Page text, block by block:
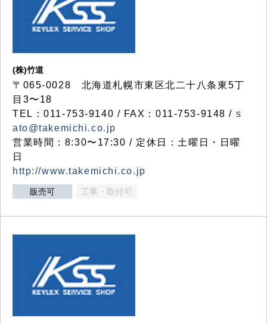
(株)竹道
〒065-0028 北海道札幌市東区北二十八条東5丁
目3〜18
TEL：011-753-9140 / FAX：011-753-9148 / s
ato@takemichi.co.jp
営業時間：8:30〜17:30 / 定休日：土曜日・日曜
日
http://www.takemichi.co.jp
販売可 工事・取付可